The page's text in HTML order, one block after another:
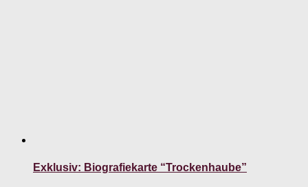
Exklusiv: Biografiekarte “Trockenhaube”